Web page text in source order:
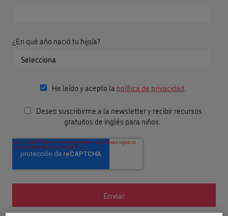
¿En qué año nació tu hijo/a?
He leído y acepto la política de privacidad
Deseo suscribirme a la newsletter y recibir recursos
gratuitos de inglés para niños.